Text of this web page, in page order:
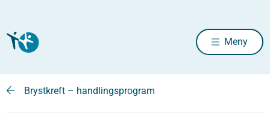
Meny
Brystkreft – handlingsprogram